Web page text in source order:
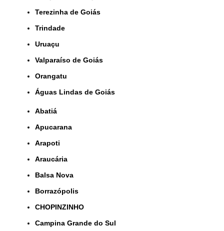
Terezinha de Goiás
Trindade
Uruaçu
Valparaíso de Goiás
orangatu
Águas Lindas de Goiás
Abatiá
Apucarana
Arapoti
Araucária
Balsa Nova
Borrazópolis
CHOPINZINHO
Campina Grande do Sul